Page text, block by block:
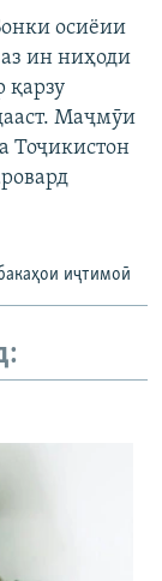
осиёии
ин ниҳоди
қарзу
Маҷмӯи
Тоҷикистон
иҷтимоӣ